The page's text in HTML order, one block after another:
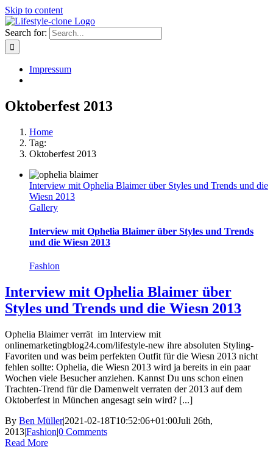
Skip to content
Search for:
Impressum
Oktoberfest 2013
Home
Tag:
Oktoberfest 2013
Interview mit Ophelia Blaimer über Styles und Trends und die
Wiesn 2013
Gallery
Interview mit Ophelia Blaimer über Styles und Trends
und die Wiesn 2013
Fashion
Interview mit Ophelia Blaimer über
Styles und Trends und die Wiesn 2013
Ophelia Blaimer verrät im Interview mit
onlinemarketingblog24.com/lifestyle-new ihre absoluten Styling-
Favoriten und was beim perfekten Outfit für die Wiesn 2013 nicht
fehlen sollte: Ophelia, die Wiesn 2013 wird ja bereits in ein paar
Wochen viele Besucher anziehen. Kannst Du uns schon einen
Trachten-Trend für die Damenwelt verraten der 2013 auf dem
Oktoberfest in München angesagt sein wird? [...]
By Ben Müller|2021-02-18T10:52:06+01:00Juli 26th,
2013|Fashion|0 Comments
Read More